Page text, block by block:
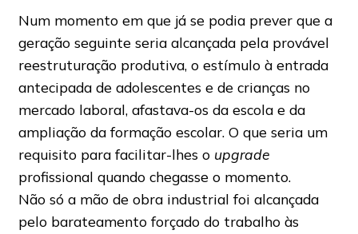
Num momento em que já se podia prever que a
geração seguinte seria alcançada pela provável
reestruturação produtiva, o estímulo à entrada
antecipada de adolescentes e de crianças no
mercado laboral, afastava-os da escola e da
ampliação da formação escolar. O que seria um
requisito para facilitar-lhes o upgrade
profissional quando chegasse o momento.
Não só a mão de obra industrial foi alcançada
pelo barateamento forçado do trabalho às